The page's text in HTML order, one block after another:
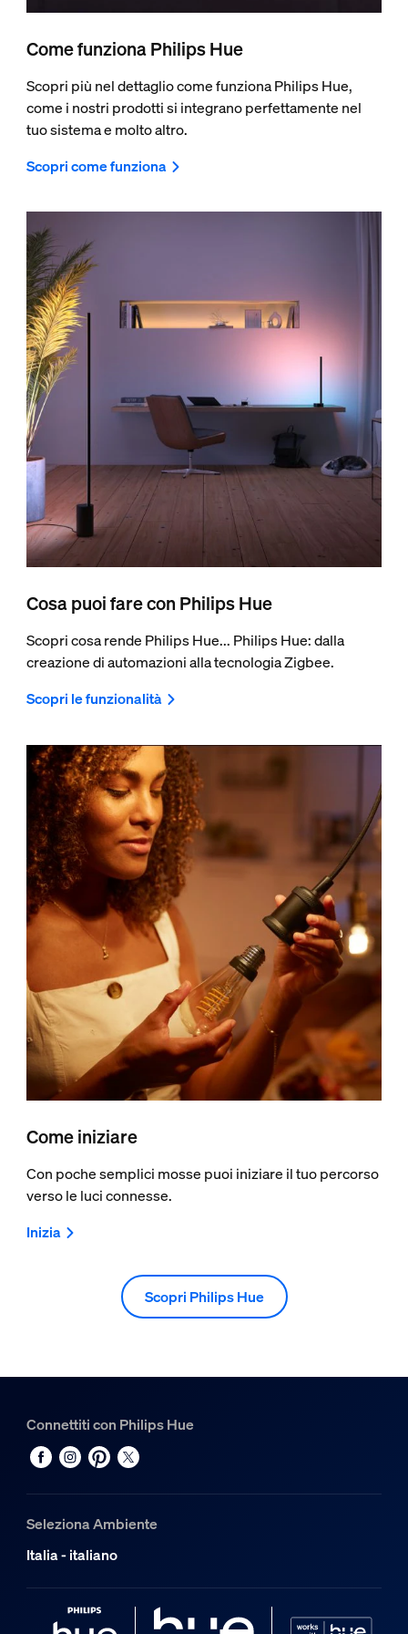
Come funziona Philips Hue
Scopri più nel dettaglio come funziona Philips Hue,
come i nostri prodotti si integrano perfettamente nel
tuo sistema e molto altro.
Scopri come funziona
Cosa puoi fare con Philips Hue
Scopri cosa rende Philips Hue... Philips Hue: dalla
creazione di automazioni alla tecnologia Zigbee.
Scopri le funzionalità
Come iniziare
Con poche semplici mosse puoi iniziare il tuo percorso
verso le luci connesse.
Inizia
Scopri Philips Hue
Connettiti con Philips Hue
Seleziona Ambiente
Italia - italiano